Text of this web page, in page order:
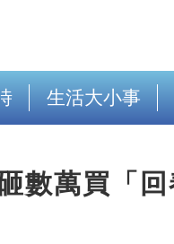
生活大小事
數萬買「